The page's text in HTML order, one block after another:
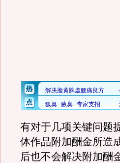
有对于几项关键问题
体作品附加酬金所造
后也不会解决附加酬